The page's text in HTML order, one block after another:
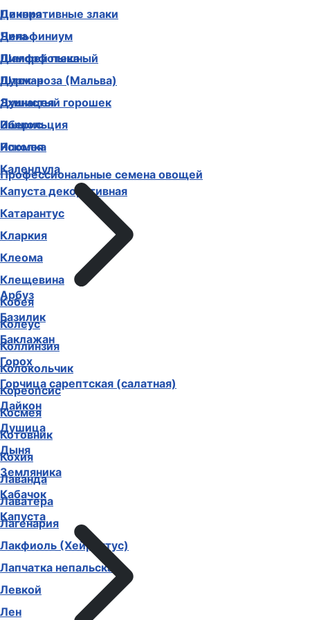
Декоративные злаки
Дельфиниум
Диморфотека
Дурман
Душистый горошек
Иберис
Ипомея
Календула
Капуста декоративная
Катарантус
Кларкия
Клеома
Клещевина
Кобея
Колеус
Коллинзия
Колокольчик
Кореопсис
Космея
Котовник
Кохия
Лаванда
Лаватера
Лагенария
Лакфиоль (Хейрантус)
Лапчатка непальская
Левкой
Лен
Цинния
Чина
Шалфей пышный
Шток-роза (Мальва)
Эхинацея
Эшшольция
Ясколка
Профессиональные семена овощей
Арбуз
Базилик
Баклажан
Горох
Горчица сарептская (салатная)
Дайкон
Душица
Дыня
Земляника
Кабачок
Капуста